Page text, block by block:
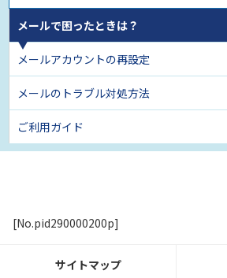
メールで困ったときは？
メールアカウントの再設定
メールのトラブル対処方法
ご利用ガイド
[No.pid290000200p]
サイトマップ